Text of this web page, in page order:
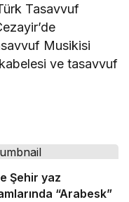
Tasavvuf
Musikisi
ve tasavvuf
Şehir yaz
“Arabesk”